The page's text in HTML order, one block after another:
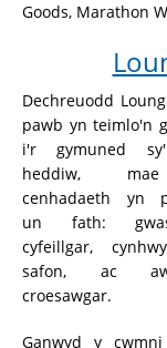
Goods, Marathon
Dechreuodd
pawb yn teimlo'n
i'r gymuned
heddiw,
cenhadaeth yn
un fath:
cyfeillgar,
safon, ac
croesawgar.
Ganwyd y